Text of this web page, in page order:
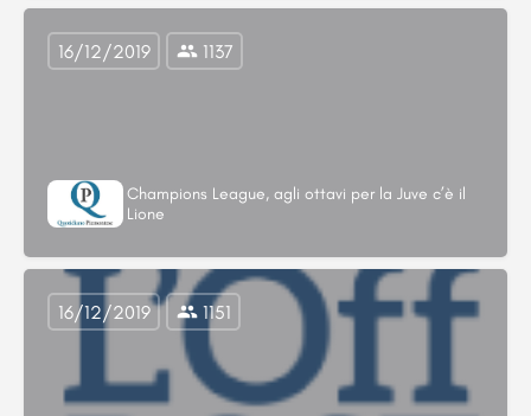
Champions League, agli ottavi per la Juve c’è il
Lione
16/12/2019 1137
16/12/2019 1151